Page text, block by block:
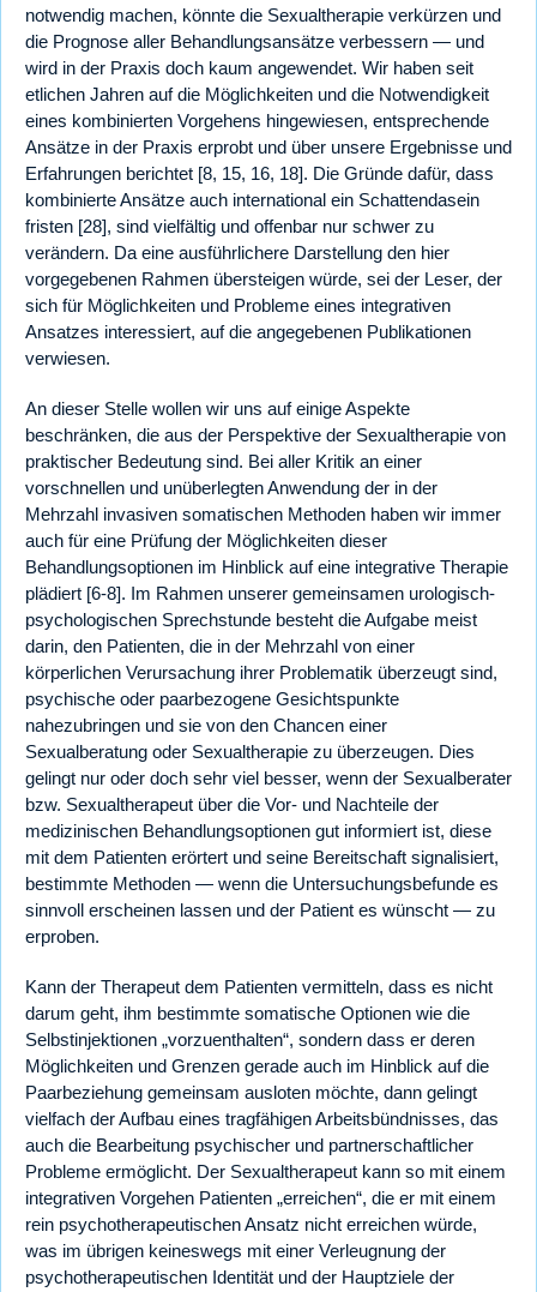
notwendig machen, könnte die Sexualtherapie verkürzen und
die Prognose aller Behandlungsansätze verbessern — und
wird in der Praxis doch kaum angewendet. Wir haben seit
etlichen Jahren auf die Möglichkeiten und die Notwendigkeit
eines kombinierten Vorgehens hingewiesen, entsprechende
Ansätze in der Praxis erprobt und über unsere Ergebnisse und
Erfahrungen berichtet [8, 15, 16, 18]. Die Gründe dafür, dass
kombinierte Ansätze auch international ein Schattendasein
fristen [28], sind vielfältig und offenbar nur schwer zu
verändern. Da eine ausführlichere Darstellung den hier
vorgegebenen Rahmen übersteigen würde, sei der Leser, der
sich für Möglichkeiten und Probleme eines integrativen
Ansatzes interessiert, auf die angegebenen Publikationen
verwiesen.
An dieser Stelle wollen wir uns auf einige Aspekte
beschränken, die aus der Perspektive der Sexualtherapie von
praktischer Bedeutung sind. Bei aller Kritik an einer
vorschnellen und unüberlegten Anwendung der in der
Mehrzahl invasiven somatischen Methoden haben wir immer
auch für eine Prüfung der Möglichkeiten dieser
Behandlungsoptionen im Hinblick auf eine integrative Therapie
plädiert [6-8]. Im Rahmen unserer gemeinsamen urologisch-
psychologischen Sprechstunde besteht die Aufgabe meist
darin, den Patienten, die in der Mehrzahl von einer
körperlichen Verursachung ihrer Problematik überzeugt sind,
psychische oder paarbezogene Gesichtspunkte
nahezubringen und sie von den Chancen einer
Sexualberatung oder Sexualtherapie zu überzeugen. Dies
gelingt nur oder doch sehr viel besser, wenn der Sexualberater
bzw. Sexualtherapeut über die Vor- und Nachteile der
medizinischen Behandlungsoptionen gut informiert ist, diese
mit dem Patienten erörtert und seine Bereitschaft signalisiert,
bestimmte Methoden — wenn die Untersuchungsbefunde es
sinnvoll erscheinen lassen und der Patient es wünscht — zu
erproben.
Kann der Therapeut dem Patienten vermitteln, dass es nicht
darum geht, ihm bestimmte somatische Optionen wie die
Selbstinjektionen „vorzuenthalten“, sondern dass er deren
Möglichkeiten und Grenzen gerade auch im Hinblick auf die
Paarbeziehung gemeinsam ausloten möchte, dann gelingt
vielfach der Aufbau eines tragfähigen Arbeitsbündnisses, das
auch die Bearbeitung psychischer und partnerschaftlicher
Probleme ermöglicht. Der Sexualtherapeut kann so mit einem
integrativen Vorgehen Patienten „erreichen“, die er mit einem
rein psychotherapeutischen Ansatz nicht erreichen würde,
was im übrigen keineswegs mit einer Verleugnung der
psychotherapeutischen Identität und der Hauptziele der